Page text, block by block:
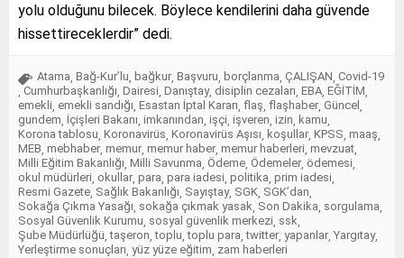
yolu olduğunu bilecek. Böylece kendilerini daha güvende
hissettireceklerdir” dedi.
Atama, Bağ-Kur’lu, bağkur, Başvuru, borçlanma, ÇALIŞAN, Covid-19
, Cumhurbaşkanlığı, Dairesi, Danıştay, disiplin cezaları, EBA, EĞİTİM,
emekli, emekli sandığı, Esastan İptal Kararı, flaş, flaşhaber, Güncel ,
gundem, İçişleri Bakanı, imkanından, işçi, işveren, izin, kamu,
Korona tablosu, Koronavirüs, Koronavirüs Aşısı, koşullar, KPSS, maaş,
MEB, mebhaber, memur, memur haber, memur haberleri, mevzuat,
Milli Eğitim Bakanlığı, Milli Savunma, Ödeme, Ödemeler, ödemesi,
okul müdürleri, okullar, para, para iadesi, politika, prim iadesi,
Resmi Gazete, Sağlık Bakanlığı, Sayıştay, SGK, SGK’dan,
Sokağa Çıkma Yasağı, sokağa çıkmak yasak, Son Dakika, sorgulama,
Sosyal Güvenlik Kurumu, sosyal güvenlik merkezi, ssk,
Şube Müdürlüğü,taşeron,toplu,toplu para,twitter, yapanlar, Yargıtay,
Yerleştirme sonuçları, yüz yüze eğitim, zam haberleri